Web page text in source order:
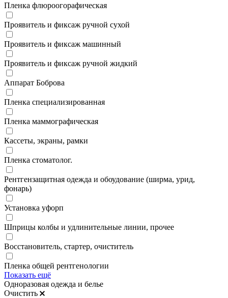
Пленка флюроогорафическая
Проявитель и фиксаж ручной сухой
Проявитель и фиксаж машинный
Проявитель и фиксаж ручной жидкий
Аппарат Боброва
Пленка специализированная
Пленка маммографическая
Кассеты, экраны, рамки
Пленка стоматолог.
Рентгензащитная одежда и обоудование (ширма, урид,
фонарь)
Установка уфорп
Шприцы колбы и удлинительные линии, прочее
Восстановитель, стартер, очиститель
Пленка общей рентгенологии
Показать ещё
Одноразовая одежда и белье
Очистить